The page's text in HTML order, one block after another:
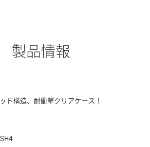
製品情報
ド構造、耐衝撃クリアケース！